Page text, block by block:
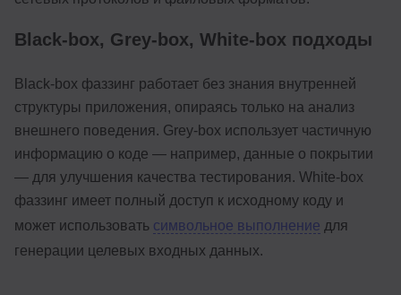
Black-box, Grey-box, White-box подходы
Black-box фаззинг работает без знания внутренней
структуры приложения, опираясь только на анализ
внешнего поведения. Grey-box использует частичную
информацию о коде — например, данные о покрытии
— для улучшения качества тестирования. White-box
фаззинг имеет полный доступ к исходному коду и
может использовать символьное выполнение для
генерации целевых входных данных.